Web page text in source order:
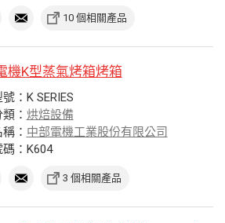
10 個相關產品
機K型蒸氣烤箱烤箱
：K SERIES
： 烘焙設備
： 中部電機工業股份有限公司
：K604
3 個相關產品